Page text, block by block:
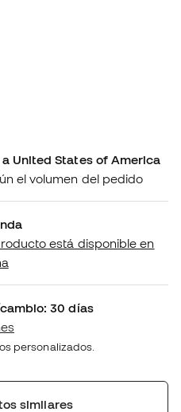
United States of America
el volumen del pedido
está disponible en
30 días
personalizados.
similares